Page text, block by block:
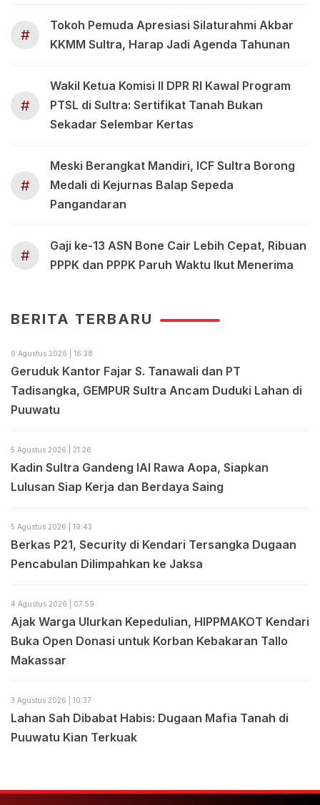
#
Tokoh Pemuda Apresiasi Silaturahmi Akbar
KKMM Sultra, Harap Jadi Agenda Tahunan
#
Wakil Ketua Komisi II DPR RI Kawal Program
PTSL di Sultra: Sertifikat Tanah Bukan
Sekadar Selembar Kertas
#
Meski Berangkat Mandiri, ICF Sultra Borong
Medali di Kejurnas Balap Sepeda
Pangandaran
#
Gaji ke-13 ASN Bone Cair Lebih Cepat, Ribuan
PPPK dan PPPK Paruh Waktu Ikut Menerima
BERITA TERBARU
6 Agustus 2026 | 16:38
Geruduk Kantor Fajar S. Tanawali dan PT
Tadisangka, GEMPUR Sultra Ancam Duduki Lahan di
Puuwatu
5 Agustus 2026 | 21:26
Kadin Sultra Gandeng IAI Rawa Aopa, Siapkan
Lulusan Siap Kerja dan Berdaya Saing
5 Agustus 2026 | 19:43
Berkas P21, Security di Kendari Tersangka Dugaan
Pencabulan Dilimpahkan ke Jaksa
4 Agustus 2026 | 07:59
Ajak Warga Ulurkan Kepedulian, HIPPMAKOT Kendari
Buka Open Donasi untuk Korban Kebakaran Tallo
Makassar
3 Agustus 2026 | 10:37
Lahan Sah Dibabat Habis: Dugaan Mafia Tanah di
Puuwatu Kian Terkuak